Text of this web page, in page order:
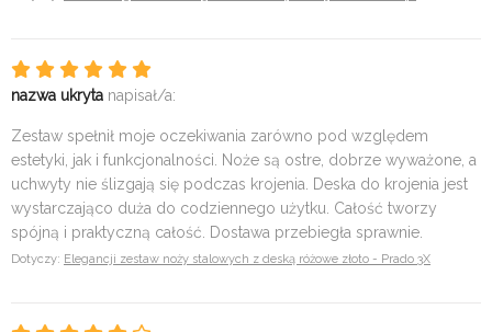
nazwa ukryta napisał/a:
Zestaw spełnił moje oczekiwania zarówno pod względem
estetyki, jak i funkcjonalności. Noże są ostre, dobrze wyważone, a
uchwyty nie ślizgają się podczas krojenia. Deska do krojenia jest
wystarczająco duża do codziennego użytku. Całość tworzy
spójną i praktyczną całość. Dostawa przebiegła sprawnie.
Dotyczy: Elegancji zestaw noży stalowych z deską różowe złoto - Prado 3X